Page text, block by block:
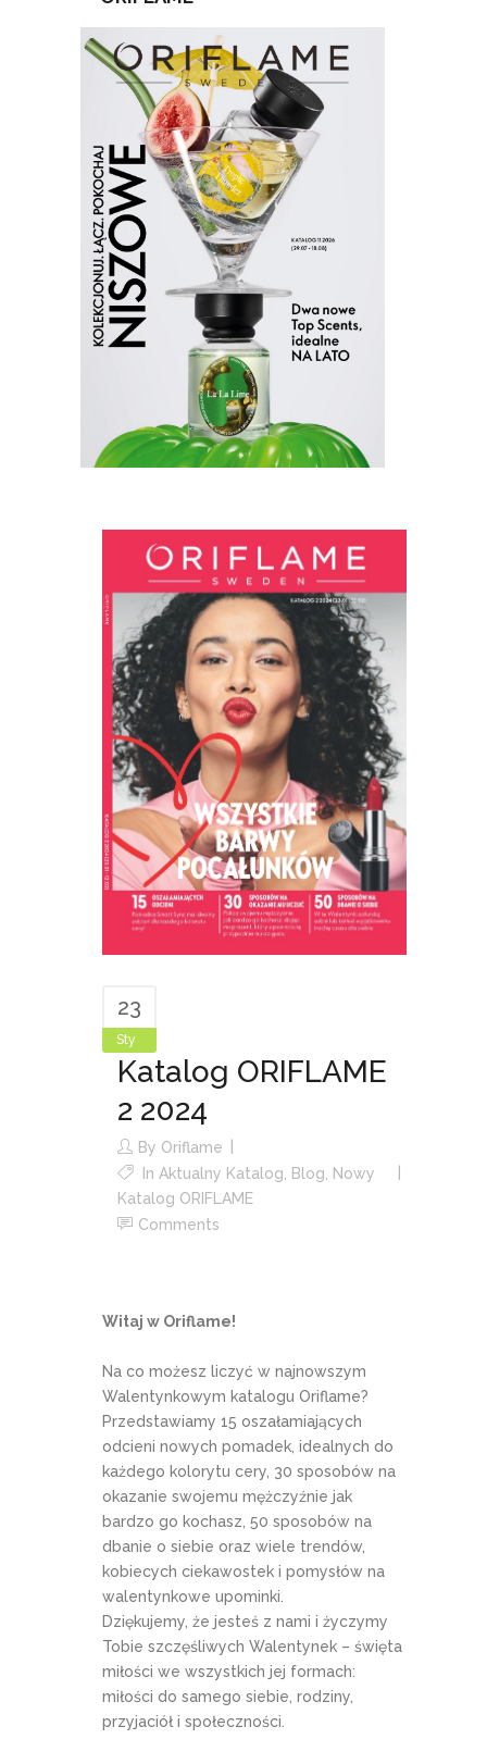
23
Sty
Katalog ORIFLAME
2 2024
By Oriflame
In Aktualny Katalog Blog
Nowy
Katalog ORIFLAME
Comments
Witaj w Oriflame!
Na co możesz liczyć w najnowszym
Walentynkowym katalogu Oriflame?
Przedstawiamy 15 oszałamiających
odcieni nowych pomadek, idealnych do
każdego kolorytu cery, 30 sposobów na
okazanie swojemu mężczyźnie jak
bardzo go kochasz, 50 sposobów na
dbanie o siebie oraz wiele trendów,
kobiecych ciekawostek i pomysłów na
walentynkowe upominki.
Dziękujemy, że jesteś z nami i życzymy
Tobie szczęśliwych Walentynek – święta
miłości we wszystkich jej formach:
miłości do samego siebie, rodziny,
przyjaciół i społeczności.